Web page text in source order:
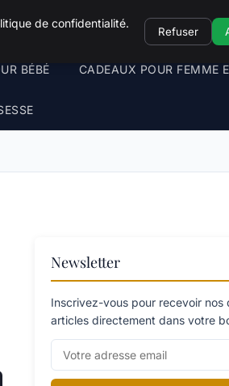
BÉBÉ CADEAUX POUR FEMME
Newsletter
Inscrivez-vous pour recevoir nos
articles directement dans votre
de confidentialité.
Refuser